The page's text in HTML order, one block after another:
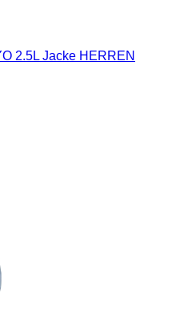
2.5L Jacke HERREN